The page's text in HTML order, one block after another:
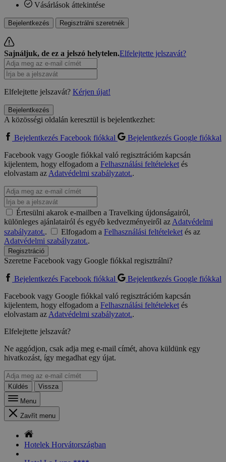
Vásárlások áttekintése
Bejelentkezés Regisztrálni szeretnék
Sajnáljuk, de ez a jelszó helytelen.Elfelejtette jelszavát?
Elfelejtette jelszavát? Kérjen újat!
Bejelentkezés
A közösségi oldalán keresztül is bejelentkezhet:
Bejelentkezés Facebook fiókkal
Bejelentkezés Google fiókkal
Facebook vagy Google fiókkal való regisztrációm kapcsán
kijelentem, hogy elfogadom a Felhasználási feltételeketés
elolvastam azAdatvédelmi szabályzatot..
Értesülni akarok e-mailben a Travelking újdonságairól,
különleges ajánlatairól és egyéb kedvezményeiről azAdatvédelmi
szabályzatot.. Elfogadom a Felhasználási feltételeketés az
Adatvédelmi szabályzatot..
Regisztráció
Szeretne Facebook vagy Google fiókkal regisztrálni?
Bejelentkezés Facebook fiókkal
Bejelentkezés Google fiókkal
Facebook vagy Google fiókkal való regisztrációm kapcsán
kijelentem, hogy elfogadom a Felhasználási feltételeketés
elolvastam azAdatvédelmi szabályzatot..
Elfelejtette jelszavát?
Ne aggódjon, csak adja meg e-mail címét, ahova küldünk egy
hivatkozást, így megadhat egy újat.
Küldés
Vissza
Menu
Zavřít menu
Hotelek Horvátországban